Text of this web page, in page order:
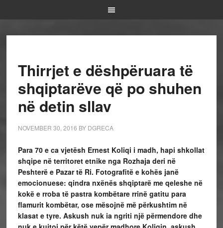
Thirrjet e dëshpëruara të
shqiptarëve që po shuhen
në detin sllav
NOVEMBER 30, 2016 BY DGRECA
Para 70 e ca vjetësh Ernest Koliqi i madh, hapi shkollat
shqipe në territoret etnike nga Rozhaja deri në
Peshterë e Pazar të Ri. Fotografitë e kohës janë
emocionuese: qindra nxënës shqiptarë me qeleshe në
kokë e rroba të pastra kombëtare rrinë gatitu para
flamurit kombëtar, ose mësojnë më përkushtim në
klasat e tyre. Askush nuk ia ngriti një përmendore dhe